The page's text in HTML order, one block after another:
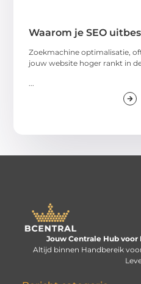
Waarom je SEO
Zoekmachine optimalisatie,
jouw website hoger rankt in
Jouw Centrale Hub
Altijd binnen Handbereik